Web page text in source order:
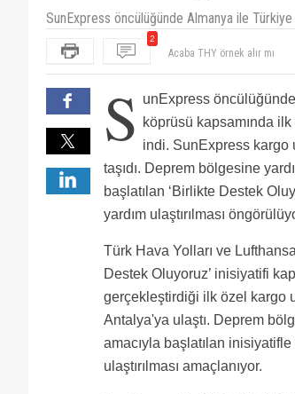
SunExpress öncülüğünde Almanya ile Türkiye
2
S unExpress
köprüsü kapsamında
indi. SunExpress kargo
taşıdı. Deprem bölgesine
başlatılan ‘Birlikte Destek
yardım ulaştırılması
Türk Hava Yolları ve
Destek Oluyoruz’ inisiyatifi
gerçekleştirdiği ilk özel kargo
Antalya'ya ulaştı. Deprem
amacıyla başlatılan
ulaştırılması amaçlanıyor.